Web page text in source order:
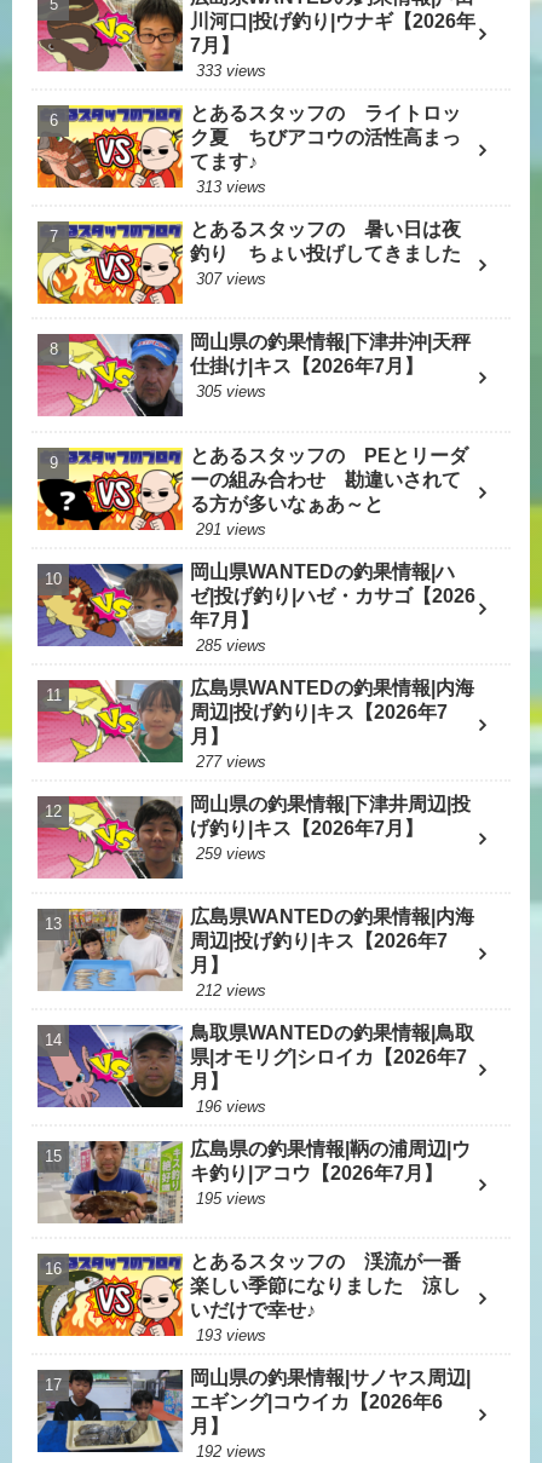
川河口|投げ釣り|ウナギ【2026年
7月】
333 views
とあるスタッフの ライトロッ
ク夏 ちびアコウの活性高まっ
てます♪
313 views
とあるスタッフの 暑い日は夜
釣り ちょい投げしてきました
307 views
岡山県の釣果情報|下津井沖|天秤
仕掛け|キス【2026年7月】
305 views
とあるスタッフの PEとリーダ
ーの組み合わせ 勘違いされて
る方が多いなぁあ～と
291 views
岡山県WANTEDの釣果情報|ハ
ゼ|投げ釣り|ハゼ・カサゴ【2026
年7月】
285 views
広島県WANTEDの釣果情報|内海
周辺|投げ釣り|キス【2026年7
月】
277 views
岡山県の釣果情報|下津井周辺|投
げ釣り|キス【2026年7月】
259 views
広島県WANTEDの釣果情報|内海
周辺|投げ釣り|キス【2026年7
月】
212 views
鳥取県WANTEDの釣果情報|鳥取
県|オモリグ|シロイカ【2026年7
月】
196 views
広島県の釣果情報|鞆の浦周辺|ウ
キ釣り|アコウ【2026年7月】
195 views
とあるスタッフの 渓流が一番
楽しい季節になりました 涼し
いだけで幸せ♪
193 views
岡山県の釣果情報|サノヤス周辺|
エギング|コウイカ【2026年6
月】
192 views